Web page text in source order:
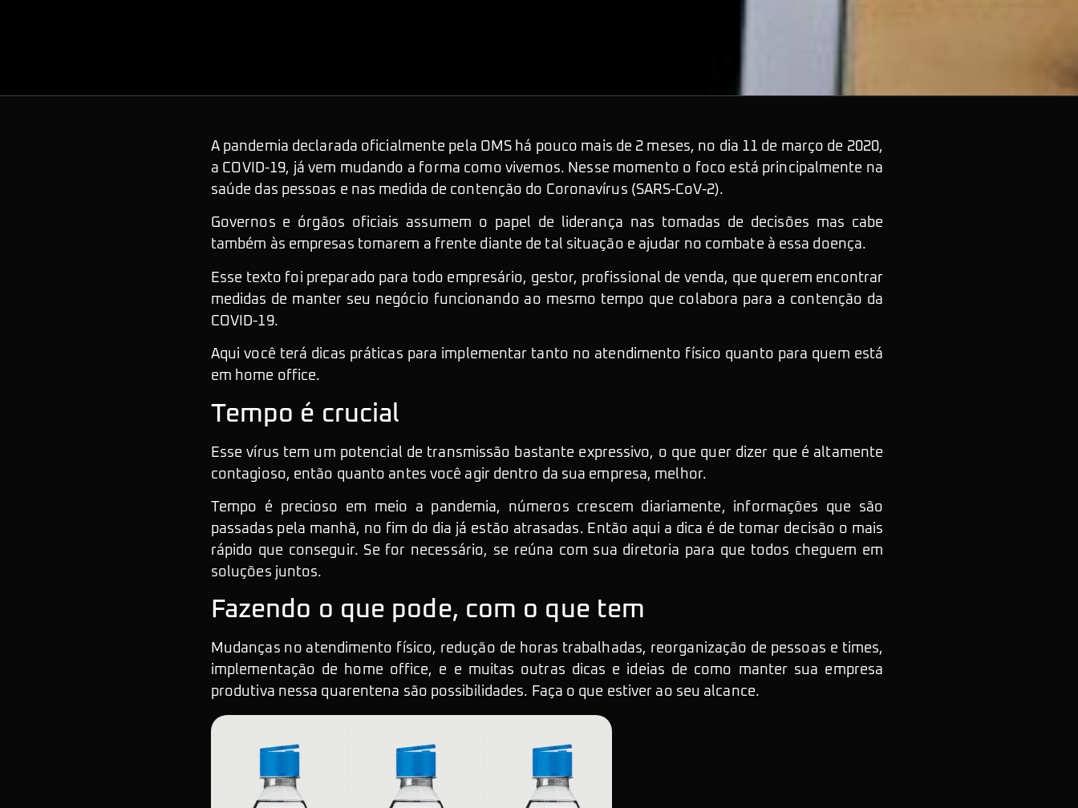
A pandemia declarada oficialmente pela OMS há pouco mais de 2 meses, no dia 11 de março de 2020,
a COVID-19, já vem mudando a forma como vivemos. Nesse momento o foco está principalmente na
saúde das pessoas e nas medida de contenção do Coronavírus (SARS-CoV-2).
Governos e órgãos oficiais assumem o papel de liderança nas tomadas de decisões mas cabe
também às empresas tomarem a frente diante de tal situação e ajudar no combate à essa doença.
Esse texto foi preparado para todo empresário, gestor, profissional de venda, que querem encontrar
medidas de manter seu negócio funcionando ao mesmo tempo que colabora para a contenção da
COVID-19.
Aqui você terá dicas práticas para implementar tanto no atendimento físico quanto para quem está
em home office.
Tempo é crucial
Esse vírus tem um potencial de transmissão bastante expressivo, o que quer dizer que é altamente
contagioso, então quanto antes você agir dentro da sua empresa, melhor.
Tempo é precioso em meio a pandemia, números crescem diariamente, informações que são
passadas pela manhã, no fim do dia já estão atrasadas. Então aqui a dica é de tomar decisão o mais
rápido que conseguir. Se for necessário, se reúna com sua diretoria para que todos cheguem em
soluções juntos.
Fazendo o que pode, com o que tem
Mudanças no atendimento físico, redução de horas trabalhadas, reorganização de pessoas e times,
implementação de home office, e e muitas outras dicas e ideias de como manter sua empresa
produtiva nessa quarentena são possibilidades. Faça o que estiver ao seu alcance.